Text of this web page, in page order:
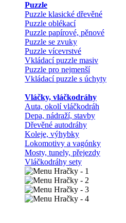
Puzzle
Puzzle klasické dřevěné
Puzzle oblékací
Puzzle papírové, pěnové
Puzzle se zvuky
Puzzle vícevrstvé
Vkládací puzzle masiv
Puzzle pro nejmenší
Vkládací puzzle s úchyty
Vláčky, vláčkodráhy
Auta, okolí vláčkodráh
Depa, nádraží, stavby
Dřevěné autodráhy
Koleje, výhybky
Lokomotivy a vagónky
Mosty, tunely, přejezdy
Vláčkodráhy sety